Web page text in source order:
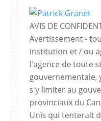
AVIS DE
Avertissement -
institution et / ou
l'agence de toute
gouvernementale,
s'y limiter au
provinciaux du
Unis qui tenterait